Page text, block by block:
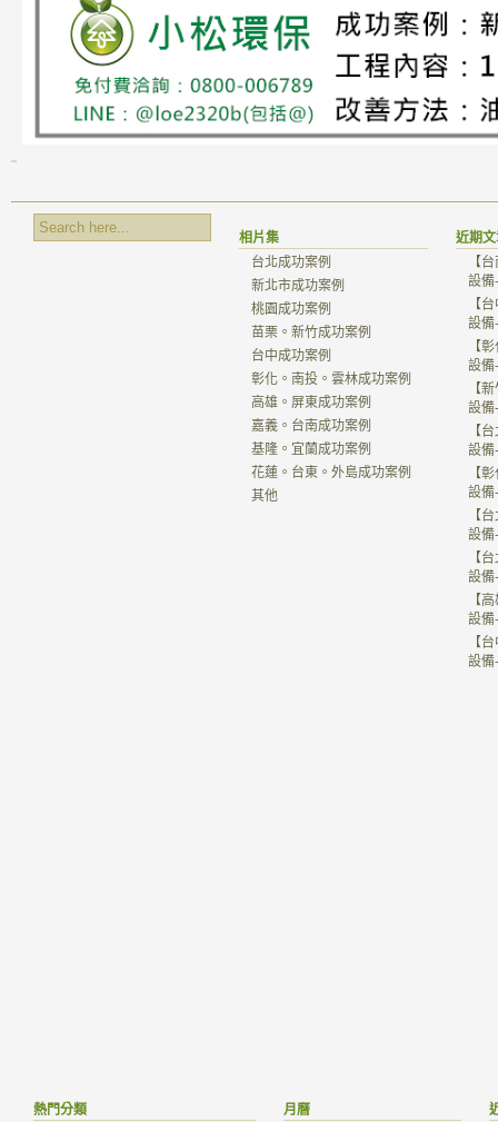
相片集
台北成功案例
新北市成功案例
桃園成功案例
苗栗。新竹成功案例
台中成功案例
彰化。南投。雲林成功案例
高雄。屏東成功案例
嘉義。台南成功案例
基隆。宜蘭成功案例
花蓮。台東。外島成功案例
其他
近期
【
設備
【
設備
【
設備
【
設備
【
設備
【
設備
【
設備
【
設備
【
設備
【
設備
熱門分類
月曆